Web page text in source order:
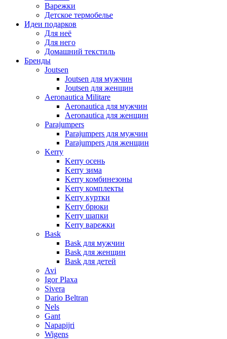
Варежки
Детское термобелье
Идеи подарков
Для неё
Для него
Домашний текстиль
Бренды
Joutsen
Joutsen для мужчин
Joutsen для женщин
Aeronautica Militare
Aeronautica для мужчин
Aeronautica для женщин
Parajumpers
Parajumpers для мужчин
Parajumpers для женщин
Kerry
Kerry осень
Kerry зима
Kerry комбинезоны
Kerry комплекты
Kerry куртки
Kerry брюки
Kerry шапки
Kerry варежки
Bask
Bask для мужчин
Bask для женщин
Bask для детей
Avi
Igor Plaxa
Sivera
Dario Beltran
Nels
Gant
Napapijri
Wigens